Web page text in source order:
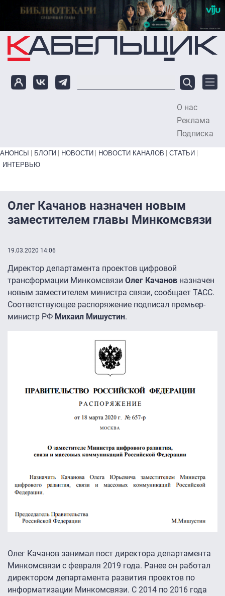
Перейти к основному содержанию
О нас
Реклама
Подписка
Primary links bottom
АНОНСЫ БЛОГИ НОВОСТИ НОВОСТИ КАНАЛОВ
СТАТЬИ
ИНТЕРВЬЮ
Олег Качанов назначен новым
заместителем главы Минкомсвязи
19.03.2020 14:06
Директор департамента проектов цифровой
трансформации Минкомсвязи Олег Качанов назначен
новым заместителем министра связи, сообщает ТАСС.
Соответствующее распоряжение подписал премьер-
министр РФ Михаил Мишустин.
Олег Качанов занимал пост директора департамента
Минкомсвязи с февраля 2019 года. Ранее он работал
директором департамента развития проектов по
информатизации Минкомсвязи. С 2014 по 2016 года